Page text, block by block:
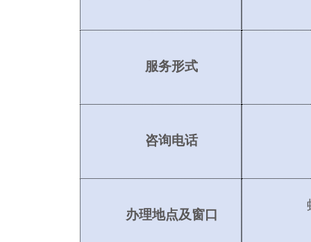
服务形式
咨询电话
办理地点及窗口